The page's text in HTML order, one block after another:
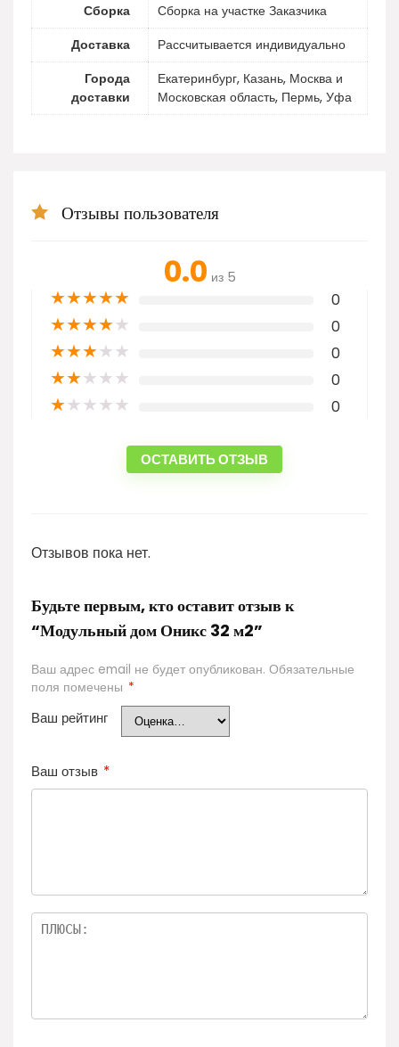
Сборка
Сборка на участке Заказчика
Доставка
Рассчитывается индивидуально
Города
доставки
Екатеринбург, Казань, Москва и
Московская область, Пермь, Уфа
Отзывы пользователя
0.0 из 5
★★★★★ 0
★★★★★ 0
★★★★★ 0
★★★★★ 0
★★★★★ 0
ОСТАВИТЬ ОТЗЫВ
Отзывов пока нет.
Будьте первым, кто оставит отзыв к
“Модульный дом Оникс 32 м2”
Ваш адрес email не будет опубликован. Обязательные
поля помечены *
Ваш рейтинг
Ваш отзыв *